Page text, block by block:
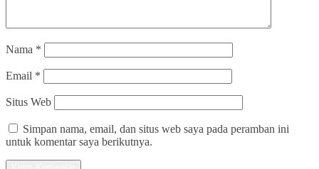
Nama *
Email *
Situs Web
Simpan nama, email, dan situs web saya pada peramban ini
untuk komentar saya berikutnya.